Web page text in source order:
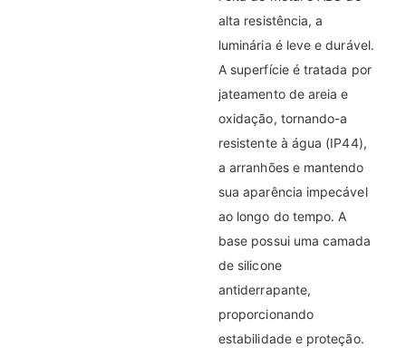
alta resistência, a
luminária é leve e durável.
A superfície é tratada por
jateamento de areia e
oxidação, tornando-a
resistente à água (IP44),
a arranhões e mantendo
sua aparência impecável
ao longo do tempo. A
base possui uma camada
de silicone
antiderrapante,
proporcionando
estabilidade e proteção.